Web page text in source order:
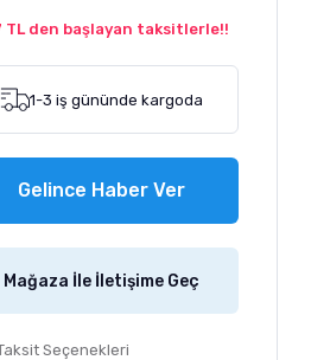
TL den başlayan taksitlerle!!
1-3 iş gününde kargoda
Gelince Haber Ver
Mağaza İle İletişime Geç
Seçenekleri